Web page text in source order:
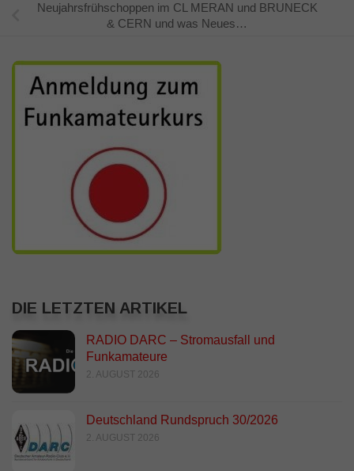
Neujahrsfrühschoppen im CL MERAN und BRUNECK
& CERN und was Neues…
DIE LETZTEN ARTIKEL
RADIO DARC – Stromausfall und
Funkamateure
2. AUGUST 2026
Deutschland Rundspruch 30/2026
2. AUGUST 2026